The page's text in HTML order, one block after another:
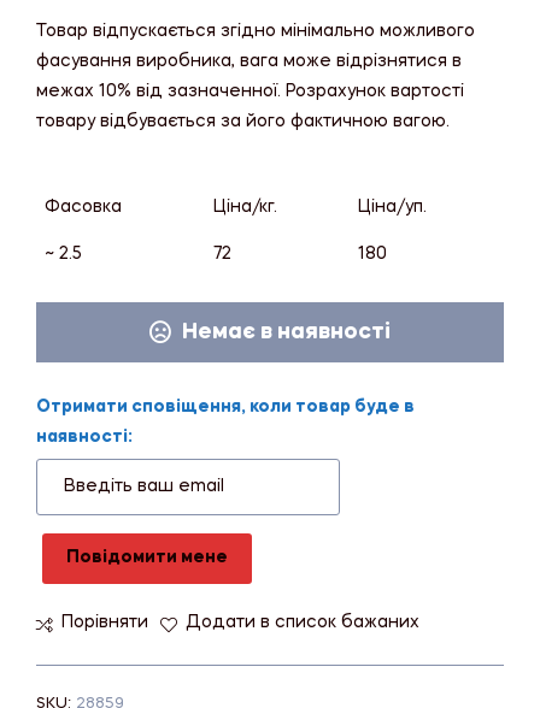
Товар відпускається згідно мінімально можливого
фасування виробника, вага може відрізнятися в
межах 10% від зазначенної. Розрахунок вартості
товару відбувається за його фактичною вагою.
Фасовка Ціна/кг. Ціна/уп.
~ 2.5 72 180
Немає в наявності
Отримати сповіщення, коли товар буде в
наявності:
Повідомити мене
Порівняти Додати в список бажаних
SKU: 28859